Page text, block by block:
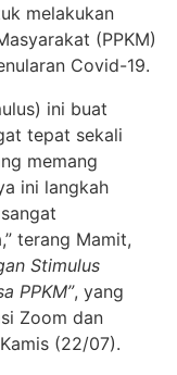
melakukan
(PPKM)
Covid-19.
ini buat
tepat sekali
memang
ini langkah
terang Mamit,
Stimulus
PPKM”, yang
Zoom dan
(22/07).